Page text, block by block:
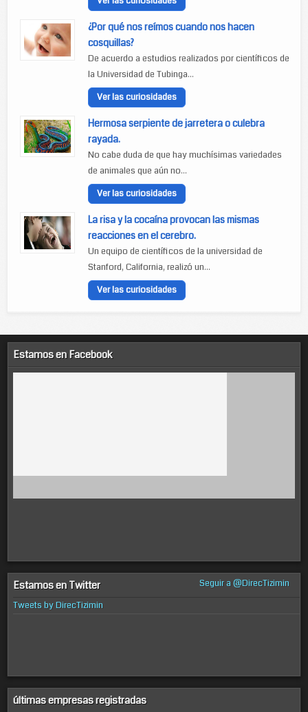
¿Por qué nos reímos cuando nos hacen
cosquillas?
De acuerdo a estudios realizados por científicos de
la Universidad de Tubinga...
Ver las curiosidades
Hermosa serpiente de jarretera o culebra
rayada.
No cabe duda de que hay muchísimas variedades
de animales que aún no...
Ver las curiosidades
La risa y la cocaína provocan las mismas
reacciones en el cerebro.
Un equipo de científicos de la universidad de
Stanford, California, realizó un...
Ver las curiosidades
Estamos en Facebook
Estamos en Twitter
Seguir a @DirecTizimin
Tweets by DirecTizimin
últimas empresas registradas